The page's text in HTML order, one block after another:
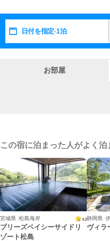
日付を指定-1泊
お部屋
この宿に泊まった人がよく泊
宮城県 松島海岸 4.2
ブリーズベイシーサイドリ
ゾート松島
静岡県
ヴィラ